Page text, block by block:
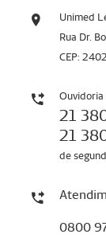
Unimed
Rua Dr.
CEP:
Ouvidoria
21
21
de
0800